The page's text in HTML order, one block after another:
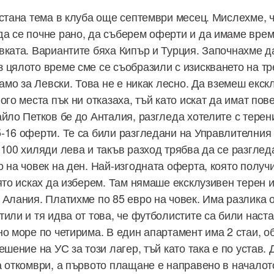
тема в клуба още септември месец. Мислехме,
се почне рано, да съберем оферти и да имаме
Вариантите бяха Кипър и Турция. Започнахме
време сме се съобразили с изискването на
за Левски. Това не е никак лесно. Да вземеш
места пък ни отказаха, тъй като искат да имат
Петков бе до Анталия, разгледа хотелите с
оферти. Те са били разгледани на
хиляди лева и такъв разход трябва да се
човек на ден. Най-изгодната оферта, която
исках да изберем. Там нямаше ексклузивен терен
Платихме по 85 евро на човек. Има разлика
и тя идва от това, че футболистите са били
море по четирима. В един апартамент има 2 стаи,
на УС за този лагер, тъй като така е по устав.
откомври, а първото плащане е направено в